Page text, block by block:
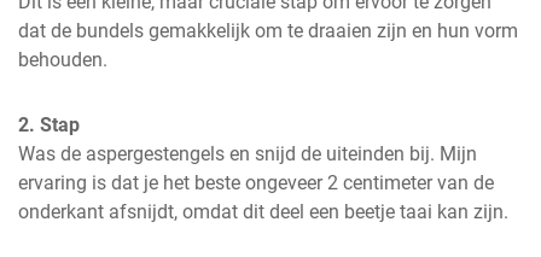
dat de bundels gemakkelijk om te draaien zijn en hun vorm
behouden.
2. Stap
Was de aspergestengels en snijd de uiteinden bij. Mijn
ervaring is dat je het beste ongeveer 2 centimeter van de
onderkant afsnijdt, omdat dit deel een beetje taai kan zijn.